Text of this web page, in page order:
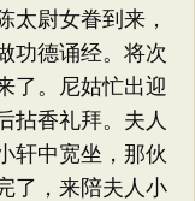
太尉女眷到来，
功德诵经。将次
了。尼姑忙出迎
拈香礼拜。夫人
轩中宽坐，那伙
了，来陪夫人小